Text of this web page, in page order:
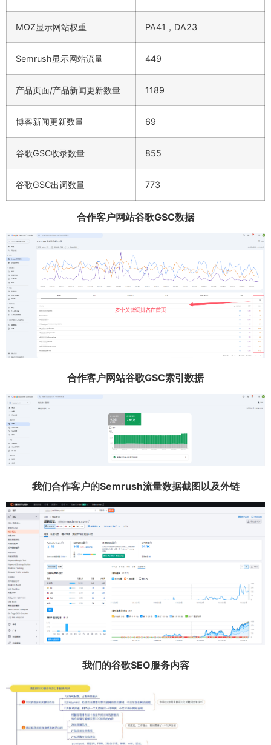
MOZ显示网站权重 PA41，DA23
Semrush显示网站流量 449
产品页面/产品新闻更新数量 1189
博客新闻更新数量 69
谷歌GSC收录数量 855
谷歌GSC出词数量 773
合作客户网站谷歌GSC数据
合作客户网站谷歌GSC索引数据
我们合作客户的Semrush流量数据截图以及外链
我们的谷歌SEO服务内容